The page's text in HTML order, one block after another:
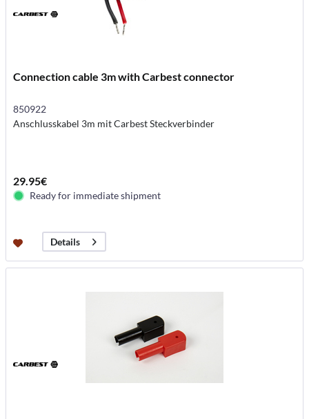
Connection cable 3m with Carbest connector
850922
Anschlusskabel 3m mit Carbest Steckverbinder
29.95€
Ready for immediate shipment
Details